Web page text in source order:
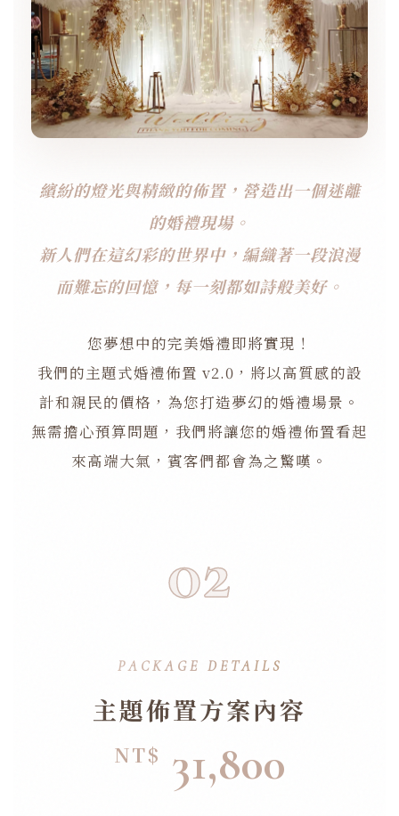
繽紛的燈光與精緻的佈置，營造出一個迷離
的婚禮現場。
新人們在這幻彩的世界中，編織著一段浪漫
而難忘的回憶，每一刻都如詩般美好。
您夢想中的完美婚禮即將實現！
我們的主題式婚禮佈置 v2.0，將以高質感的設
計和親民的價格，為您打造夢幻的婚禮場景。
無需擔心預算問題，我們將讓您的婚禮佈置看起
來高端大氣，賓客們都會為之驚嘆。
02
PACKAGE DETAILS
主題佈置方案內容
NT$ 31,800